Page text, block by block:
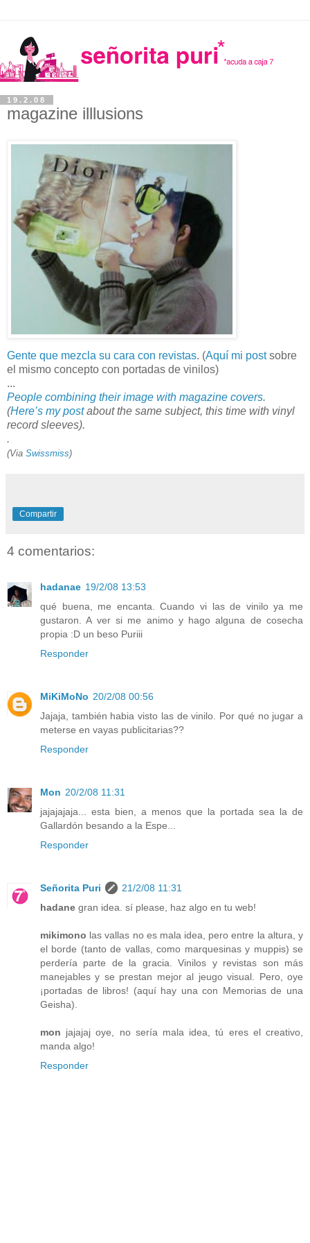
19.2.08
magazine illlusions
Gente que mezcla su cara con revistas. (Aquí mi postsobre
el mismo concepto con portadas de vinilos)
...
People combining their image with magazine covers.
(Here’s my postabout the same subject, this time with vinyl
record sleeves).
.
(Via Swissmiss)
Compartir
4 comentarios:
hadanae 19/2/08 13:53
qué buena, me encanta. Cuando vi las de vinilo ya me
gustaron. A ver si me animo y hago alguna de cosecha
propia :D un beso Puriii
Responder
MiKiMoNo 20/2/08 00:56
Jajaja, también habia visto las de vinilo. Por qué no jugar a
meterse en vayas publicitarias??
Responder
Mon 20/2/08 11:31
jajajajaja... esta bien, a menos que la portada sea la de
Gallardón besando a la Espe...
Responder
Señorita Puri
21/2/08 11:31
hadane gran idea. sí please, haz algo en tu web!
mikimono las vallas no es mala idea, pero entre la altura, y
el borde (tanto de vallas, como marquesinas y muppis) se
perdería parte de la gracia. Vinilos y revistas son más
manejables y se prestan mejor al jeugo visual. Pero, oye
¡portadas de libros! (aquí hay una con Memorias de una
Geisha).
mon jajajaj oye, no sería mala idea, tú eres el creativo,
manda algo!
Responder